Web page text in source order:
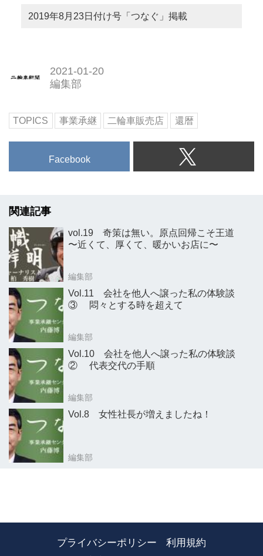
2019年8月23日付け号「つなぐ」掲載
2021-01-20
編集部
TOPICS 事業承継 二輪車販売店 還暦
Facebook
関連記事
vol.19 奇策は無い。原点回帰こそ王道
〜近くて、厚くて、暖かいお店に〜
編集部
Vol.11 会社を他人へ譲った私の体験談
③ 悶々とする時を超えて
編集部
Vol.10 会社を他人へ譲った私の体験談
② 代表交代の手順
編集部
Vol.8 女性社長が増えましたね！
編集部
プライバシーポリシー
利用規約